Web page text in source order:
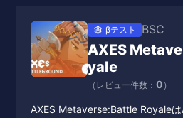
βテスト BSC
AXES
yale
（レビュー件数： 0 ）
AXES Metaverse:Battle Royale